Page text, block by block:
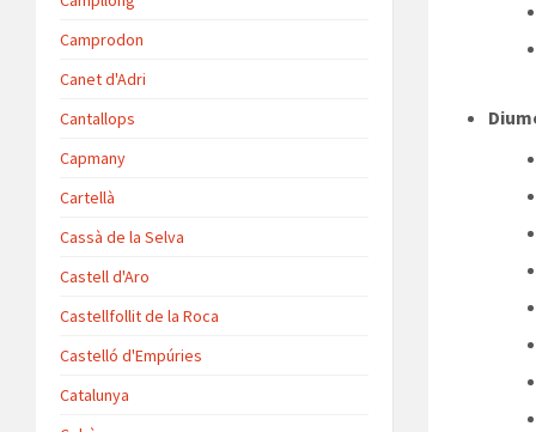
Camprodon
Canet d'Adri
Cantallops
Capmany
Cartellà
Cassà de la Selva
Castell d'Aro
Castellfollit de la Roca
Castelló d'Empúries
Catalunya